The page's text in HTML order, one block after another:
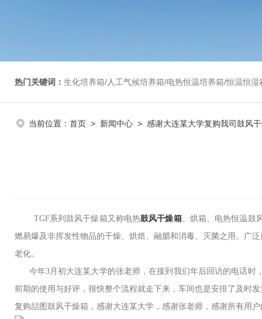
热门关键词： 生化培养箱/人工气候培养箱/电热恒温培养箱/恒温恒湿箱/光照培养箱/二氧化碳培养箱
当前位置： 首页 > 新闻中心 > 感谢大连某大学复购我司鼓风
TGF系列鼓风干燥箱又称电热鼓风干燥箱、烘箱、电热恒温鼓
燃易爆及非挥发性物品的干燥、烘焙、融腊和消毒、灭菌之用。广
老化。
今年3月初大连某大学的张老师，在接到我们年后回访的电话时
前期的使用与好评，很快整个流程就走下来，车间也是安排了及时
复购喆图鼓风干燥箱，感谢大连某大学，感谢张老师，感谢所有用